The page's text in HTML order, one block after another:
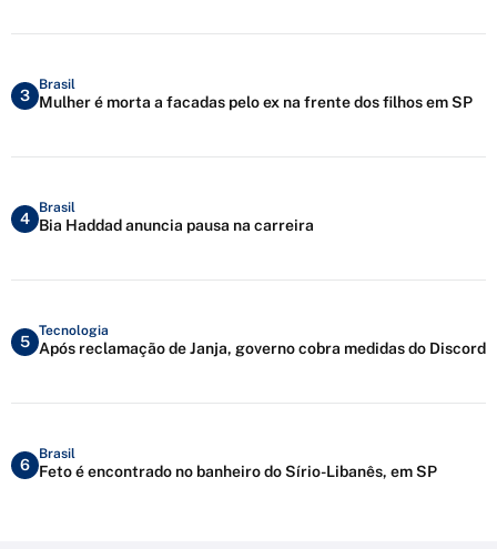
3
Brasil
Mulher é morta a facadas pelo ex na frente dos filhos em SP
4
Brasil
Bia Haddad anuncia pausa na carreira
5
Tecnologia
Após reclamação de Janja, governo cobra medidas do Discord
6
Brasil
Feto é encontrado no banheiro do Sírio-Libanês, em SP